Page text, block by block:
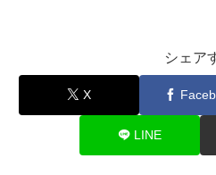
シェア
X
LINE